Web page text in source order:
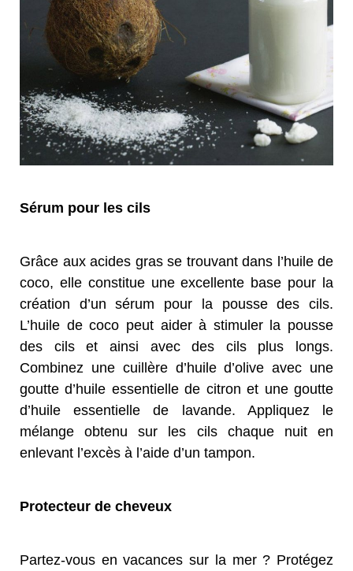
Sérum pour les cils
Grâce aux acides gras se trouvant dans l’huile de
coco, elle constitue une excellente base pour la
création d’un sérum pour la pousse des cils.
L’huile de coco peut aider à stimuler la pousse
des cils et ainsi avec des cils plus longs.
Combinez une cuillère d’huile d’olive avec une
goutte d’huile essentielle de citron et une goutte
d’huile essentielle de lavande. Appliquez le
mélange obtenu sur les cils chaque nuit en
enlevant l’excès à l’aide d’un tampon.
Protecteur de cheveux
Partez-vous en vacances sur la mer ? Protégez